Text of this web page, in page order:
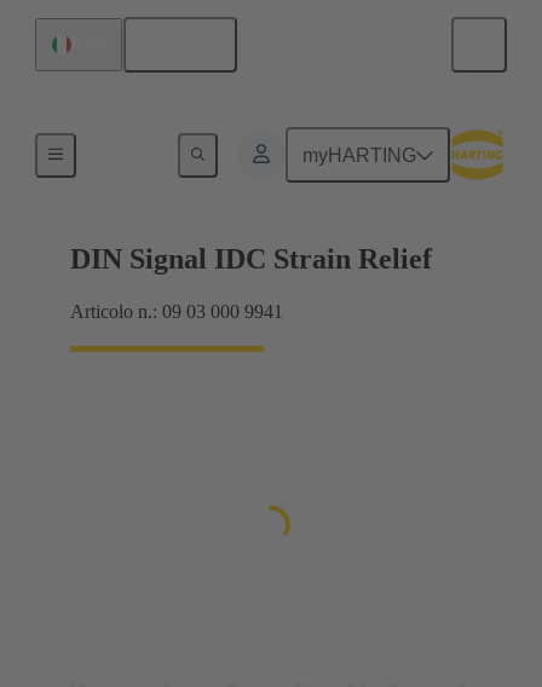
myHARTING
Collegamento scheda madre-scheda figlia
DIN Signal IDC Strain Relief
Articolo n.: 09 03 000 9941